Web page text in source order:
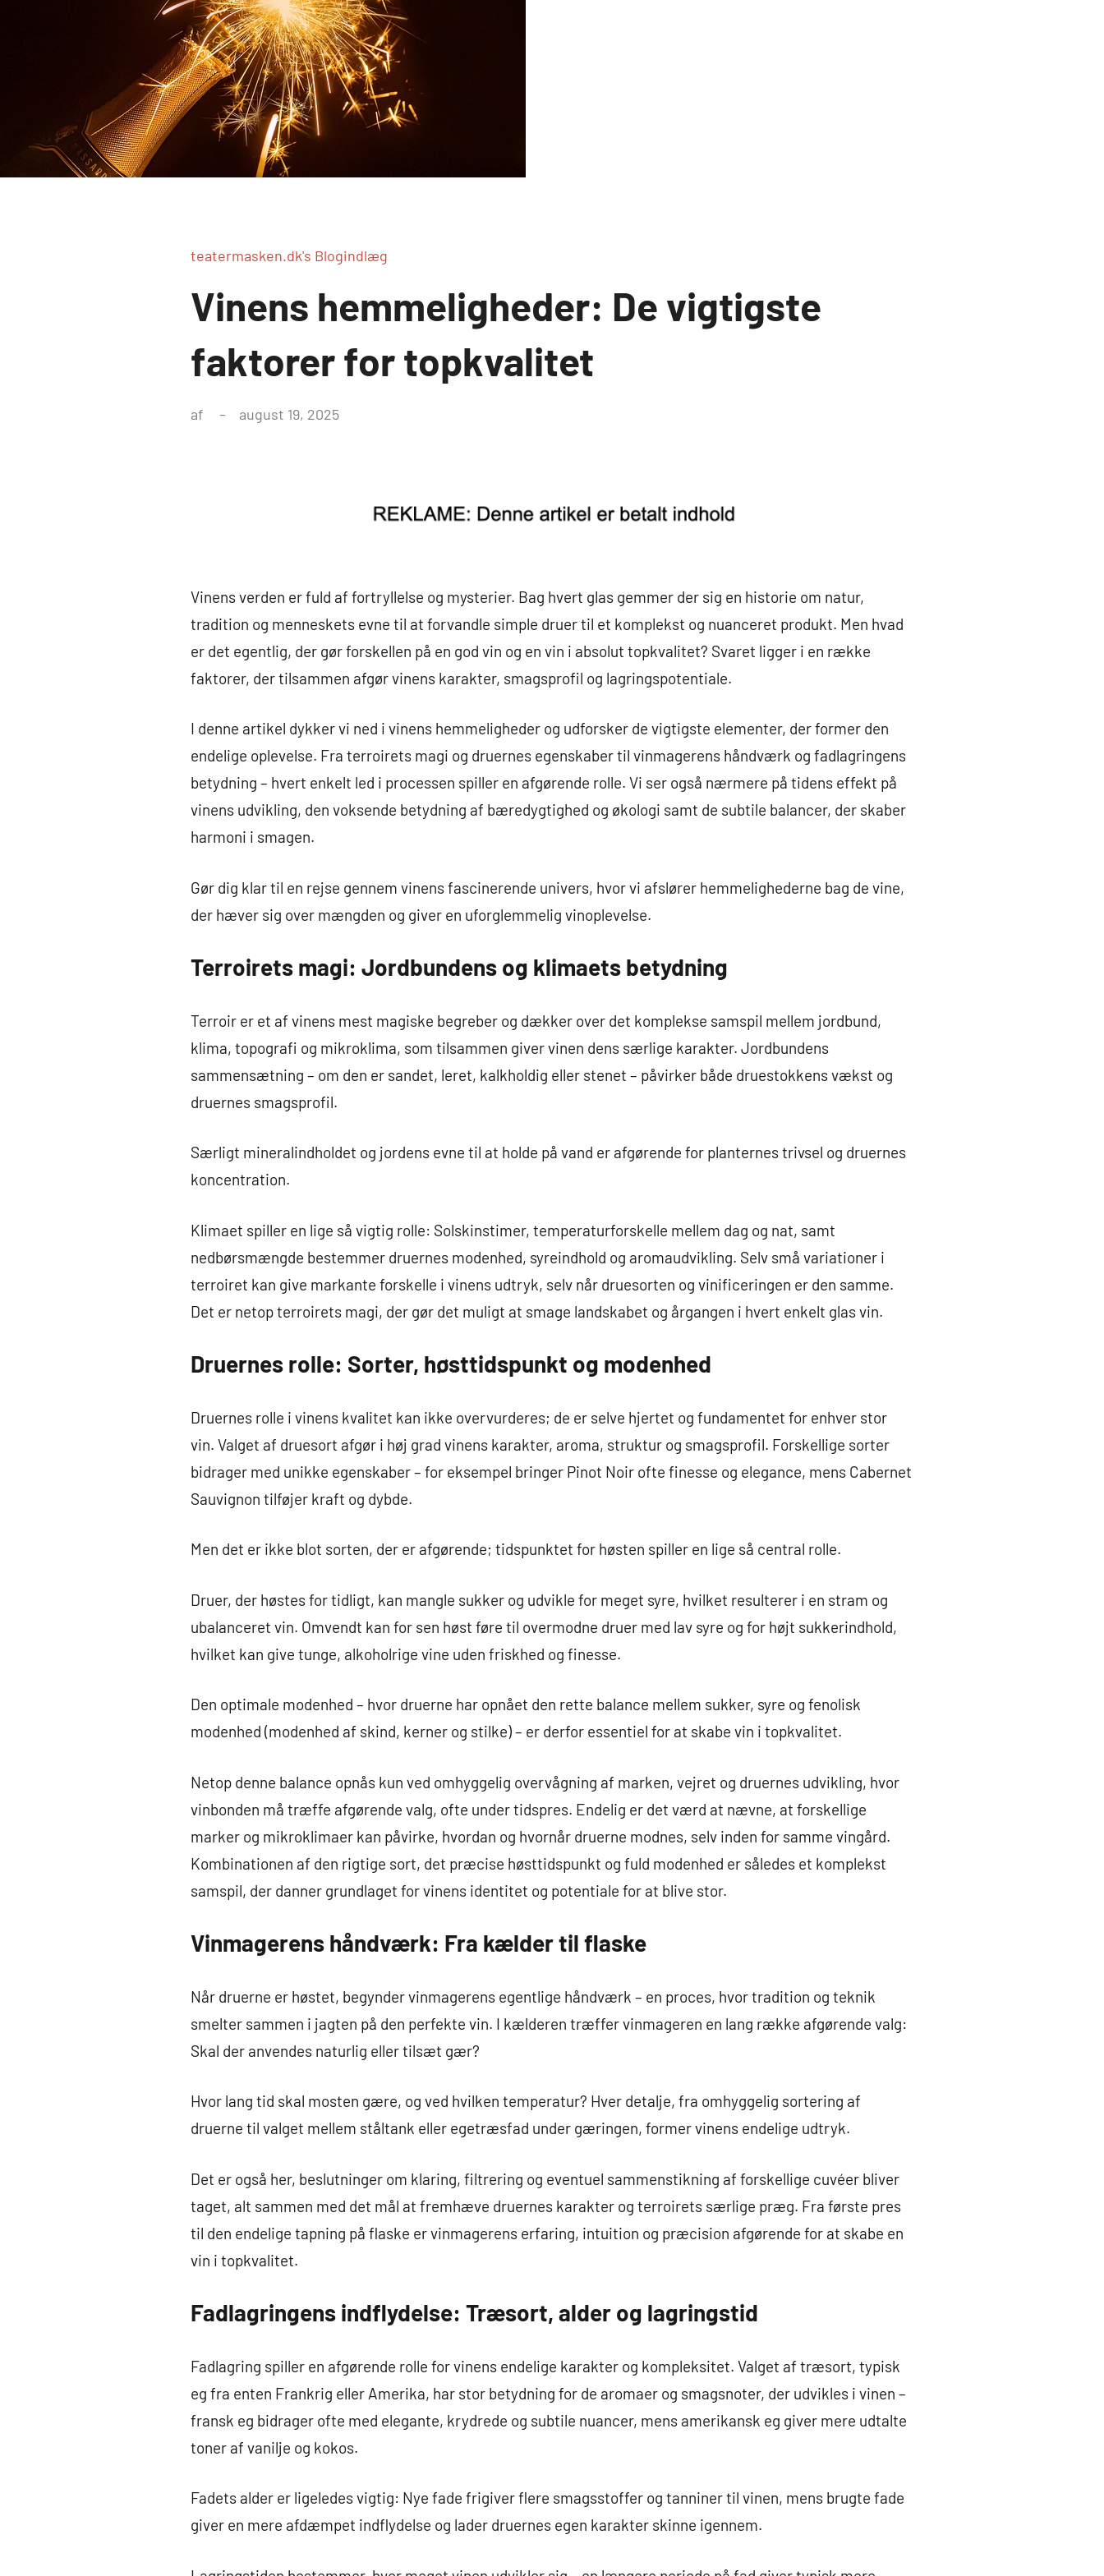
teatermasken.dk's Blogindlæg
Vinens hemmeligheder: De vigtigste
faktorer for topkvalitet
af august 19, 2025
Vinens verden er fuld af fortryllelse og mysterier. Bag hvert glas gemmer der sig en historie om natur,
tradition og menneskets evne til at forvandle simple druer til et komplekst og nuanceret produkt. Men hvad
er det egentlig, der gør forskellen på en god vin og en vin i absolut topkvalitet? Svaret ligger i en række
faktorer, der tilsammen afgør vinens karakter, smagsprofil og lagringspotentiale.
I denne artikel dykker vi ned i vinens hemmeligheder og udforsker de vigtigste elementer, der former den
endelige oplevelse. Fra terroirets magi og druernes egenskaber til vinmagerens håndværk og fadlagringens
betydning – hvert enkelt led i processen spiller en afgørende rolle. Vi ser også nærmere på tidens effekt på
vinens udvikling, den voksende betydning af bæredygtighed og økologi samt de subtile balancer, der skaber
harmoni i smagen.
Gør dig klar til en rejse gennem vinens fascinerende univers, hvor vi afslører hemmelighederne bag de vine,
der hæver sig over mængden og giver en uforglemmelig vinoplevelse.
Terroirets magi: Jordbundens og klimaets betydning
Terroir er et af vinens mest magiske begreber og dækker over det komplekse samspil mellem jordbund,
klima, topografi og mikroklima, som tilsammen giver vinen dens særlige karakter. Jordbundens
sammensætning – om den er sandet, leret, kalkholdig eller stenet – påvirker både druestokkens vækst og
druernes smagsprofil.
Særligt mineralindholdet og jordens evne til at holde på vand er afgørende for planternes trivsel og druernes
koncentration.
Klimaet spiller en lige så vigtig rolle: Solskinstimer, temperaturforskelle mellem dag og nat, samt
nedbørsmængde bestemmer druernes modenhed, syreindhold og aromaudvikling. Selv små variationer i
terroiret kan give markante forskelle i vinens udtryk, selv når druesorten og vinificeringen er den samme.
Det er netop terroirets magi, der gør det muligt at smage landskabet og årgangen i hvert enkelt glas vin.
Druernes rolle: Sorter, høsttidspunkt og modenhed
Druernes rolle i vinens kvalitet kan ikke overvurderes; de er selve hjertet og fundamentet for enhver stor
vin. Valget af druesort afgør i høj grad vinens karakter, aroma, struktur og smagsprofil. Forskellige sorter
bidrager med unikke egenskaber – for eksempel bringer Pinot Noir ofte finesse og elegance, mens Cabernet
Sauvignon tilføjer kraft og dybde.
Men det er ikke blot sorten, der er afgørende; tidspunktet for høsten spiller en lige så central rolle.
Druer, der høstes for tidligt, kan mangle sukker og udvikle for meget syre, hvilket resulterer i en stram og
ubalanceret vin. Omvendt kan for sen høst føre til overmodne druer med lav syre og for højt sukkerindhold,
hvilket kan give tunge, alkoholrige vine uden friskhed og finesse.
Den optimale modenhed – hvor druerne har opnået den rette balance mellem sukker, syre og fenolisk
modenhed (modenhed af skind, kerner og stilke) – er derfor essentiel for at skabe vin i topkvalitet.
Netop denne balance opnås kun ved omhyggelig overvågning af marken, vejret og druernes udvikling, hvor
vinbonden må træffe afgørende valg, ofte under tidspres. Endelig er det værd at nævne, at forskellige
marker og mikroklimaer kan påvirke, hvordan og hvornår druerne modnes, selv inden for samme vingård.
Kombinationen af den rigtige sort, det præcise høsttidspunkt og fuld modenhed er således et komplekst
samspil, der danner grundlaget for vinens identitet og potentiale for at blive stor.
Vinmagerens håndværk: Fra kælder til flaske
Når druerne er høstet, begynder vinmagerens egentlige håndværk – en proces, hvor tradition og teknik
smelter sammen i jagten på den perfekte vin. I kælderen træffer vinmageren en lang række afgørende valg:
Skal der anvendes naturlig eller tilsæt gær?
Hvor lang tid skal mosten gære, og ved hvilken temperatur? Hver detalje, fra omhyggelig sortering af
druerne til valget mellem ståltank eller egetræsfad under gæringen, former vinens endelige udtryk.
Det er også her, beslutninger om klaring, filtrering og eventuel sammenstikning af forskellige cuvéer bliver
taget, alt sammen med det mål at fremhæve druernes karakter og terroirets særlige præg. Fra første pres
til den endelige tapning på flaske er vinmagerens erfaring, intuition og præcision afgørende for at skabe en
vin i topkvalitet.
Fadlagringens indflydelse: Træsort, alder og lagringstid
Fadlagring spiller en afgørende rolle for vinens endelige karakter og kompleksitet. Valget af træsort, typisk
eg fra enten Frankrig eller Amerika, har stor betydning for de aromaer og smagsnoter, der udvikles i vinen –
fransk eg bidrager ofte med elegante, krydrede og subtile nuancer, mens amerikansk eg giver mere udtalte
toner af vanilje og kokos.
Fadets alder er ligeledes vigtig: Nye fade frigiver flere smagsstoffer og tanniner til vinen, mens brugte fade
giver en mere afdæmpet indflydelse og lader druernes egen karakter skinne igennem.